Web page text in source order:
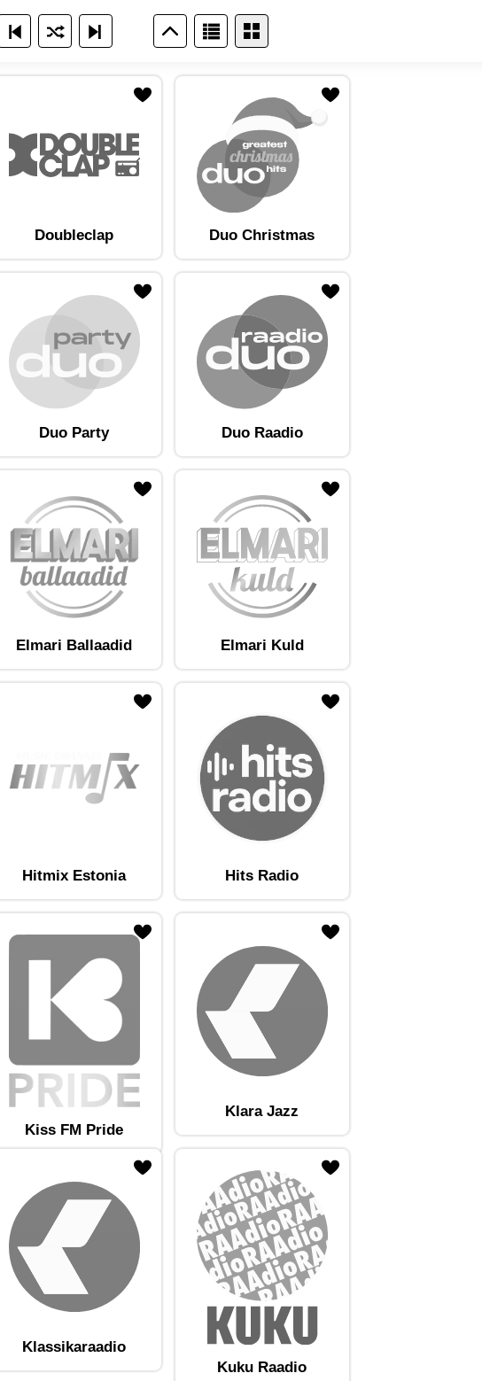
Doubleclap Duo Christmas
Duo Party Duo Raadio
Elmari Ballaadid Elmari Kuld
Hitmix Estonia Hits Radio
Kiss FM Pride
Klara Jazz
Klassikaraadio
Kuku Raadio